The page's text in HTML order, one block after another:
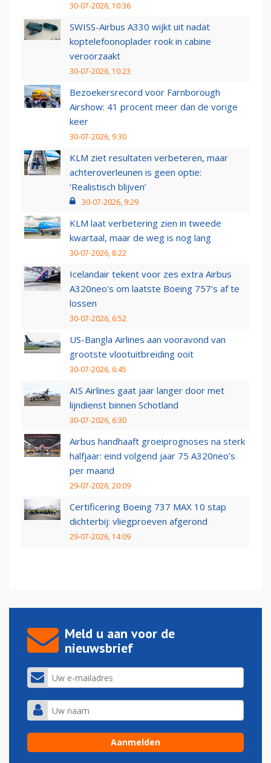
30-07-2026, 10:36
SWISS-Airbus A330 wijkt uit nadat
koptelefoonoplader rook in cabine
veroorzaakt
30-07-2026, 10:23
Bezoekersrecord voor Farnborough
Airshow: 41 procent meer dan de vorige
keer
30-07-2026, 9:30
KLM ziet resultaten verbeteren, maar
achteroverleunen is geen optie:
‘Realistisch blijven’
30-07-2026, 9:29
KLM laat verbetering zien in tweede
kwartaal, maar de weg is nog lang
30-07-2026, 8:22
Icelandair tekent voor zes extra Airbus
A320neo's om laatste Boeing 757's af te
lossen
30-07-2026, 6:52
US-Bangla Airlines aan vooravond van
grootste vlootuitbreiding ooit
30-07-2026, 6:45
AIS Airlines gaat jaar langer door met
lijndienst binnen Schotland
30-07-2026, 6:30
Airbus handhaaft groeiprognoses na sterk
halfjaar: eind volgend jaar 75 A320neo’s
per maand
29-07-2026, 20:09
Certificering Boeing 737 MAX 10 stap
dichterbij: vliegproeven afgerond
29-07-2026, 14:09
Meld u aan voor de
nieuwsbrief